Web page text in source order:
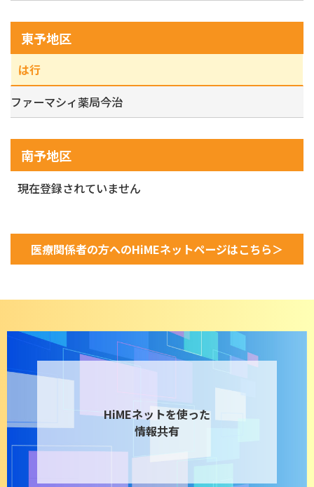
東予地区
は行
ファーマシィ薬局今治
南予地区
現在登録されていません
医療関係者の方へのHiMEネットページはこちら＞
HiMEネットを使った
情報共有